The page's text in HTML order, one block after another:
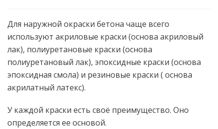
Для наружной окраски бетона чаще всего
используют акриловые краски (основа акриловый
лак), полиуретановые краски (основа
полиуретановый лак), эпоксидные краски (основа
эпоксидная смола) и резиновые краски ( основа
акрилатный латекс).
У каждой краски есть своё преимущество. Оно
определяется ее основой.